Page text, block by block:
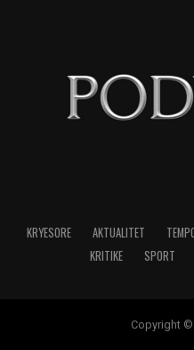
KRYESORE AKTUALITET
KRITIKE
SPORT
Copyright ©